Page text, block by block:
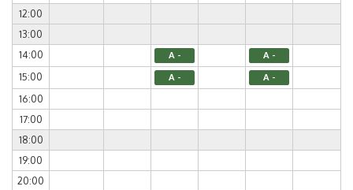
12:00
13:00
14:00
A - A -
15:00 A - A -
16:00
17:00
18:00
19:00
20:00